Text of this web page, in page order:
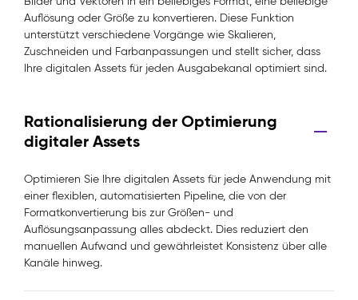
Auflösung oder Größe zu konvertieren. Diese Funktion
unterstützt verschiedene Vorgänge wie Skalieren,
Zuschneiden und Farbanpassungen und stellt sicher, dass
Ihre digitalen Assets für jeden Ausgabekanal optimiert sind.
Rationalisierung der Optimierung
digitaler Assets
Optimieren Sie Ihre digitalen Assets für jede Anwendung mit
einer flexiblen, automatisierten Pipeline, die von der
Formatkonvertierung bis zur Größen- und
Auflösungsanpassung alles abdeckt. Dies reduziert den
manuellen Aufwand und gewährleistet Konsistenz über alle
Kanäle hinweg.